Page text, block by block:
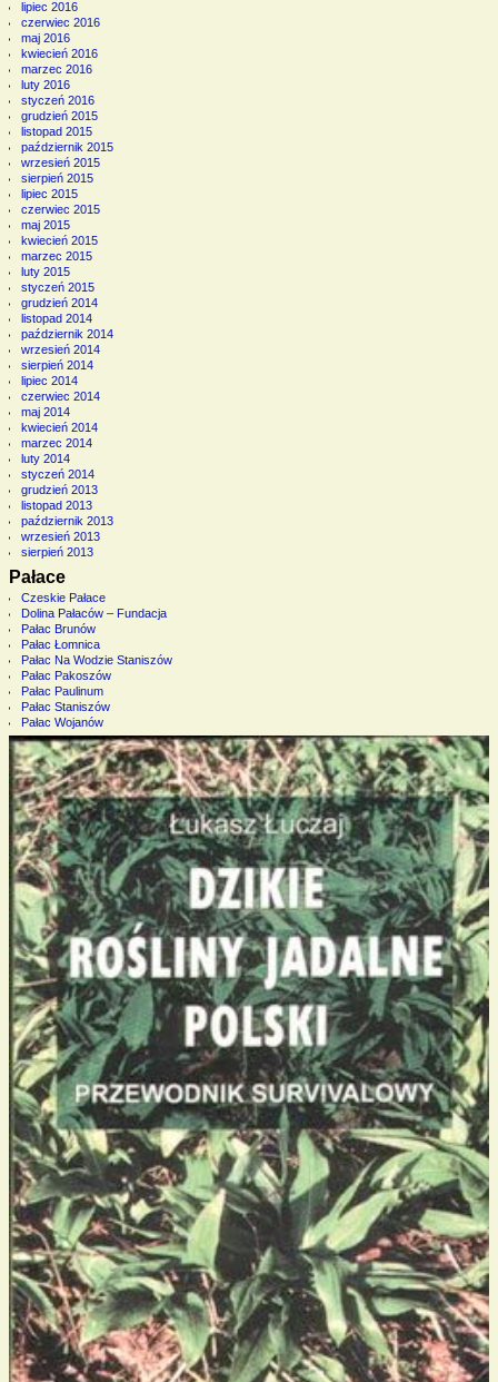
lipiec 2016
czerwiec 2016
maj 2016
kwiecień 2016
marzec 2016
luty 2016
styczeń 2016
grudzień 2015
listopad 2015
październik 2015
wrzesień 2015
sierpień 2015
lipiec 2015
czerwiec 2015
maj 2015
kwiecień 2015
marzec 2015
luty 2015
styczeń 2015
grudzień 2014
listopad 2014
październik 2014
wrzesień 2014
sierpień 2014
lipiec 2014
czerwiec 2014
maj 2014
kwiecień 2014
marzec 2014
luty 2014
styczeń 2014
grudzień 2013
listopad 2013
październik 2013
wrzesień 2013
sierpień 2013
Pałace
Czeskie Pałace
Dolina Pałaców – Fundacja
Pałac Brunów
Pałac Łomnica
Pałac Na Wodzie Staniszów
Pałac Pakoszów
Pałac Paulinum
Pałac Staniszów
Pałac Wojanów